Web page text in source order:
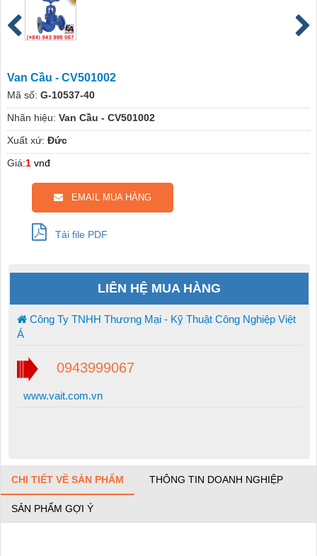
Van Cầu - CV501002
Mã số: G-10537-40
Nhãn hiệu: Van Cầu - CV501002
Xuất xứ: Đức
Giá:1 vnđ
EMAIL MUA HÀNG
Tải file PDF
LIÊN HỆ MUA HÀNG
Công Ty TNHH Thương Mại - Kỹ Thuật Công Nghiệp Việt
Á
0943999067
www.vait.com.vn
CHI TIẾT VỀ SẢN PHẨM THÔNG TIN DOANH NGHIỆP
SẢN PHẨM GỢI Ý